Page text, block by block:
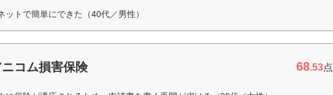
ットで簡単にできた（40代／男性）
ニコム損害保険 68.53点